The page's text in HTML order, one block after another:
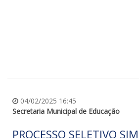
04/02/2025 16:45
Secretaria Municipal de Educação
PROCESSO SELETIVO